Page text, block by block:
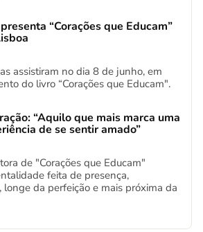
“Corações que Educam”
assistiram no dia 8 de junho, em
do livro “Corações que Educam".
“Aquilo que mais marca uma
de se sentir amado”
de "Corações que Educam"
feita de presença,
longe da perfeição e mais próxima da